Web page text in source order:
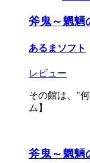
斧鬼～魍魎
あるまソフト
レビュー
その館は、"
ム】
斧鬼～魍魎